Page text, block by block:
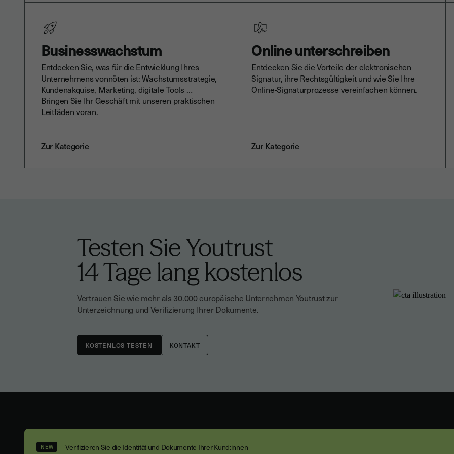
Businesswachstum
Entdecken Sie, was für die Entwicklung Ihres
Unternehmens vonnöten ist: Wachstumsstrategie,
Kundenakquise, Marketing, digitale Tools …
Bringen Sie Ihr Geschäft mit unseren praktischen
Leitfäden voran.
Zur Kategorie
Online unterschreiben
Entdecken Sie die Vorteile der elektronischen
Signatur, ihre Rechtsgültigkeit und wie Sie Ihre
Online-Signaturprozesse vereinfachen können.
Zur Kategorie
Testen Sie Youtrust
14 Tage lang kostenlos
Vertrauen Sie wie mehr als 30.000 europäische Unternehmen Youtrust zur
Unterzeichnung und Verifizierung Ihrer Dokumente.
KONTAKT
NEW Verifizieren Sie die Identität und Dokumente Ihrer Kund:innen